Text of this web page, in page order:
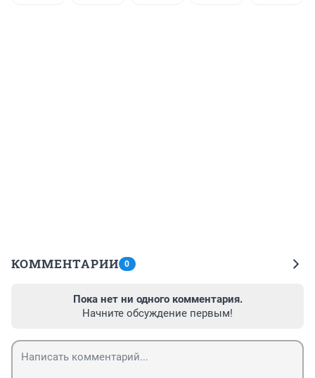
КОММЕНТАРИИ 0
Пока нет ни одного комментария.
Начните обсуждение первым!